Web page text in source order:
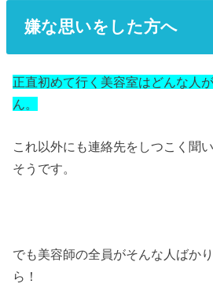
嫌な思いをした方へ
正直初めて行く美容室はどんな人
ん。
これ以外にも連絡先をしつこく聞
そうです。
でも美容師の全員がそんな人ばか
ら！